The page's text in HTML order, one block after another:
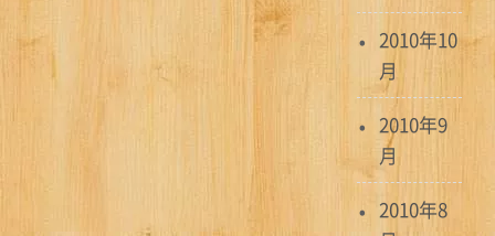
2010年10
月
2010年9
月
2010年8